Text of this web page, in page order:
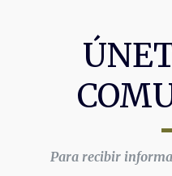
Para recibir